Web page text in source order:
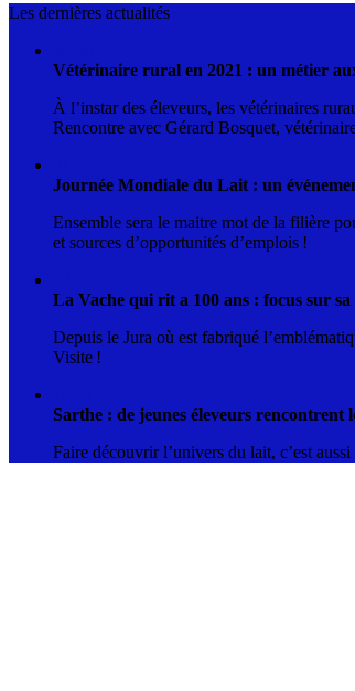
Les dernières actualités
Vétérinaire rural en 2021 : un métier
À l’instar des éleveurs, les vétérinaires
Rencontre avec Gérard Bosquet,
Journée Mondiale du Lait : un
Ensemble sera le maitre mot de la filière
et sources d’opportunités d’emplois !
La Vache qui rit a 100 ans : focus sur
Depuis le Jura où est fabriqué
Visite !
Sarthe : de jeunes éleveurs rencontrent
Faire découvrir l’univers du lait, c’est